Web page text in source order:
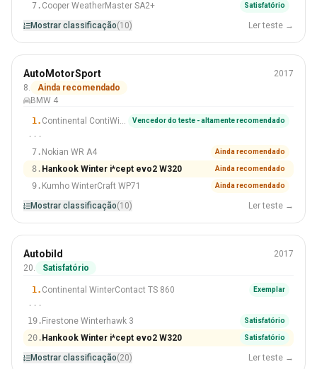
7. Cooper WeatherMaster SA2+ Satisfatório
Mostrar classificação(10) Ler teste →
Inverno
225/45 R18
#8 De 10 Pneus
AutoMotorSport
2017
8.
Ainda recomendado
BMW 4
1. Continental ContiWinterContact TS 850P Vencedor do teste - altamente recomendado
···
7. Nokian WR A4 Ainda recomendado
8. Hankook Winter i*cept evo2 W320 Ainda recomendado
9. Kumho WinterCraft WP71 Ainda recomendado
Mostrar classificação(10) Ler teste →
225/50 R17
#20 De 20 Pneus
Autobild
2017
20.
Satisfatório
1. Continental WinterContact TS 860 Exemplar
···
19. Firestone Winterhawk 3 Satisfatório
20. Hankook Winter i*cept evo2 W320 Satisfatório
Mostrar classificação(20) Ler teste →